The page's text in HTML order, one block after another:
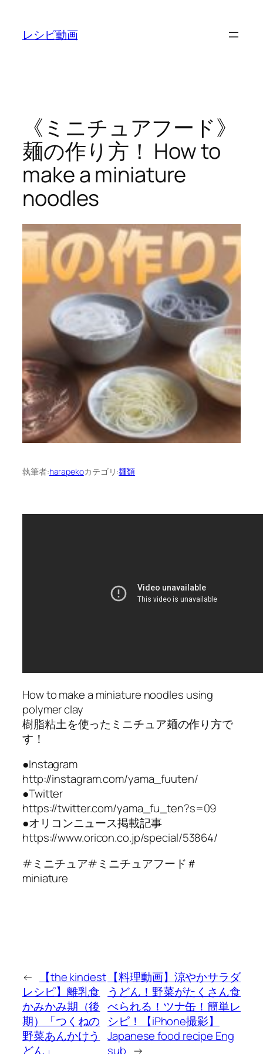
レシピ動画
《ミニチュアフード》
麺の作り方！ How to
make a miniature
noodles
執筆者:harapekoカテゴリ:麺類
How to make a miniature noodles using
polymer clay
樹脂粘土を使ったミニチュア麺の作り方で
す！
●Instagram
http://instagram.com/yama_fuuten/
●Twitter
https://twitter.com/yama_fu_ten?s=09
●オリコンニュース掲載記事
https://www.oricon.co.jp/special/53864/
#ミニチュア#ミニチュアフード＃
miniature
←
【the kindest
レシピ】離乳食
かみかみ期（後
期）「つくねの
野菜あんかけう
どん」
【料理動画】涼やかサラダ
うどん！野菜がたくさん食
べられる！ツナ缶！簡単レ
シピ！【iPhone撮影】
Japanese food recipe Eng
sub →